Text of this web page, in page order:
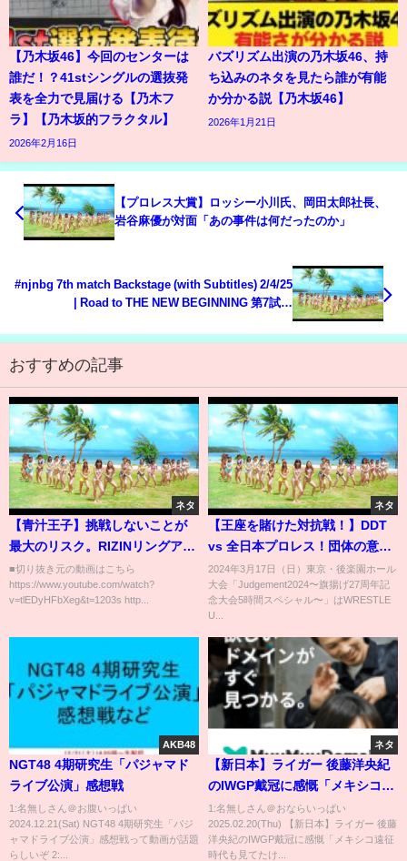
【乃木坂46】今回のセンターは
誰だ！？41stシングルの選抜発
表を全力で見届ける【乃木フ
ラ】【乃木坂的フラクタル】
2026年2月16日
バズリズム出演の乃木坂46、持
ち込みのネタを見たら誰が有能
か分かる説【乃木坂46】
2026年1月21日
【プロレス大賞】ロッシー小川氏、岡田太郎社長、
岩谷麻優が対面「あの事件は何だったのか」
#njnbg 7th match Backstage (with Subtitles) 2/4/25
| Road to THE NEW BEGINNING 第7試合
おすすめの記事
ネタ
【青汁王子】挑戦しないことが
最大のリスク。RIZINリングアナ
ウンサーに挑戦からデビューま
で一挙公開。最後に再びリング
に立つことを決意!?
■切り抜き元の動画はこちら
https://www.youtube.com/watch?
v=tlEDyHFbXeg&t=1203s http...
ネタ
【王座を賭けた対抗戦！】DDT
vs 全日本プロレス！団体の意地
と、ベルトを賭け激突！！｜
2024年3月17日DDT後楽園大会
はWRESTLE UNIVERSEで全試
2024年3月17日（日）東京・後楽園ホール
大会「Judgement2024〜旗揚げ27周年記
念大会5時間スペシャル〜」はWRESTLE
U...
AKB48
NGT48 4期研究生「パジャマド
ライブ公演」感想戦
1:名無しさん＠お腹いっぱい
2024.12.21(Sat) NGT48 4期研究生「パジ
ャマドライブ公演」感想戦って動画が話題
らしいぞ 2:...
ネタ
【新日本】ライガー 後藤洋央紀
のIWGP戴冠に感慨「メキシコ遠
征時代も見てたけど…」 恩人・
グラン浜田さんへの思いも吐露
Daily news
1:名無しさん＠おならいっぱい
2025.02.20(Thu) 【新日本】ライガー 後藤
洋央紀のIWGP戴冠に感慨「メキシコ遠征
時代も見てたけ...